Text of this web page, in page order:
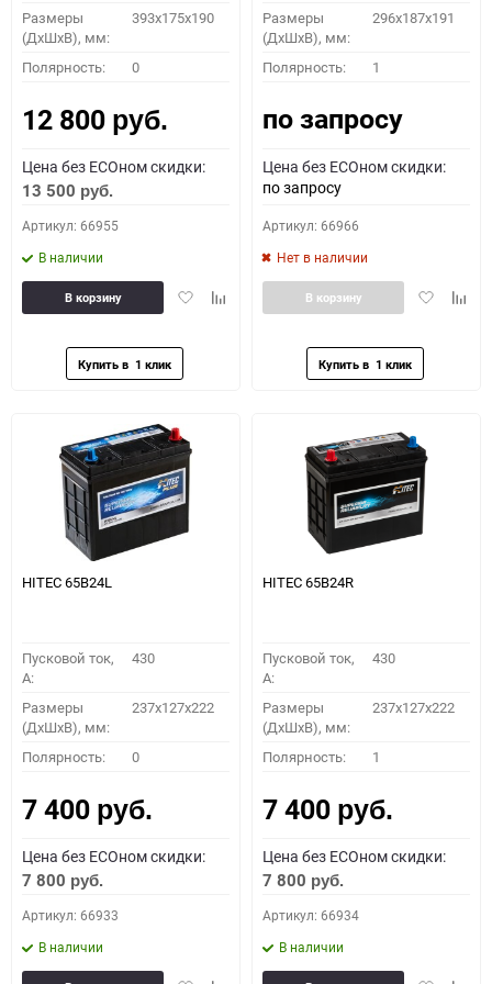
Размеры
(ДхШхВ), мм:
393x175x190
Полярность: 0
12 800 руб.
Цена без ECOном скидки:
13 500 руб.
Артикул: 66955
В наличии
ДобавитьДобавить
В корзину
Размеры
(ДхШхВ), мм:
296х187х191
Полярность: 1
по запросу
Цена без ECOном скидки:
по запросу
Артикул: 66966
Нет в наличии
Добавить
В корзину
HITEC 65B24L
Пусковой ток,
A:
430
Размеры
(ДхШхВ), мм:
237x127x222
Полярность: 0
7 400 руб.
Цена без ECOном скидки:
7 800 руб.
Артикул: 66933
В наличии
HITEC 65B24R
Пусковой ток,
A:
430
Размеры
(ДхШхВ), мм:
237x127x222
Полярность: 1
7 400 руб.
Цена без ECOном скидки:
7 800 руб.
Артикул: 66934
В наличии